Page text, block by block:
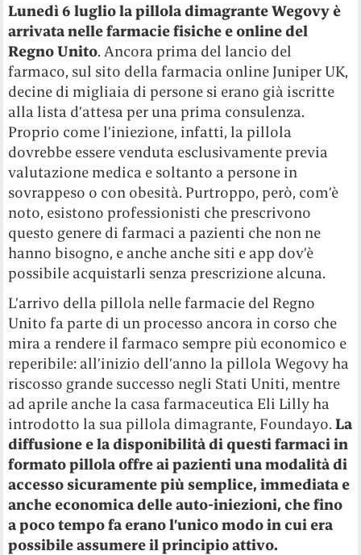
Lunedì 6 luglio la pillola dimagrante Wegovy è
arrivata nelle farmacie fisiche e online del
Regno Unito. Ancora prima del lancio del
farmaco, sul sito della farmacia online Juniper UK,
decine di migliaia di persone si erano già iscritte
alla lista d’attesa per una prima consulenza.
Proprio come l’iniezione, infatti, la pillola
dovrebbe essere venduta esclusivamente previa
valutazione medica e soltanto a persone in
sovrappeso o con obesità. Purtroppo, però, com’è
noto, esistono professionisti che prescrivono
questo genere di farmaci a pazienti che non ne
hanno bisogno, e anche anche siti e app dov’è
possibile acquistarli senza prescrizione alcuna.
L’arrivo della pillola nelle farmacie del Regno
Unito fa parte di un processo ancora in corso che
mira a rendere il farmaco sempre più economico e
reperibile: all’inizio dell’anno la pillola Wegovy ha
riscosso grande successo negli Stati Uniti, mentre
ad aprile anche la casa farmaceutica Eli Lilly ha
introdotto la sua pillola dimagrante, Foundayo.La
diffusione e la disponibilità di questi farmaci in
formato pillola offre ai pazienti una modalità di
accesso sicuramente più semplice, immediata e
anche economica delle auto-iniezioni, che fino
a poco tempo fa erano l’unico modo in cui era
possibile assumere il principio attivo.